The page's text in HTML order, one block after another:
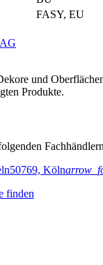
FASY, EU
und
Produkte.
50769, Köln
finden